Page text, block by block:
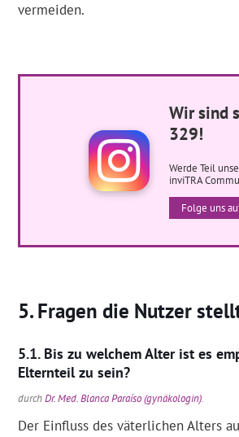
vermeiden.
Wir sind
329!
Werde Teil
inviTRA
Folge uns
Fragen die Nutzer
Bis zu welchem Alter ist es
Elternteil zu sein?
durchDr. Med. Blanca Paraíso (gynäkologin).
Der Einfluss des väterlichen Alters